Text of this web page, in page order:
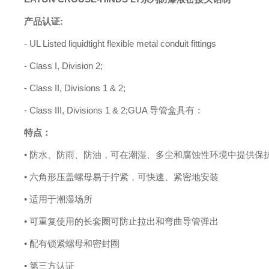
产品认证:
- UL Listed liquidtight flexible metal conduit fittings
- Class I, Division 2;
- Class II, Divisions 1 & 2;
- Class III, Divisions 1 & 2;GUA 导管盒具有：
特点：
• 防水、防雨、防油，可在潮湿、多尘和腐蚀性环境中提供保
• 六角形压盖螺母易于拧紧，可快速、紧密地安装
• 适用于潮湿场所
• 可重复使用的长套圈可防止拉出和弯曲导管弹出
• 配有锁紧螺母和密封圈
• 第三方认证